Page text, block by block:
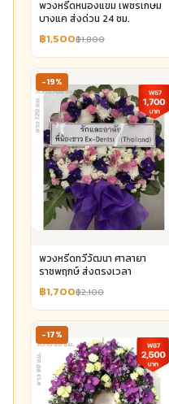
พวงหรีดหนองแขม เพชรเกษม
บางแค ส่งด่วน 24 ชม.
฿1,500฿1,800
-19%
พวงหรีดทวีวัฒนา ศาลายา
ราชพฤกษ์ ส่งตรงเวลา
฿1,700฿2,100
-17%